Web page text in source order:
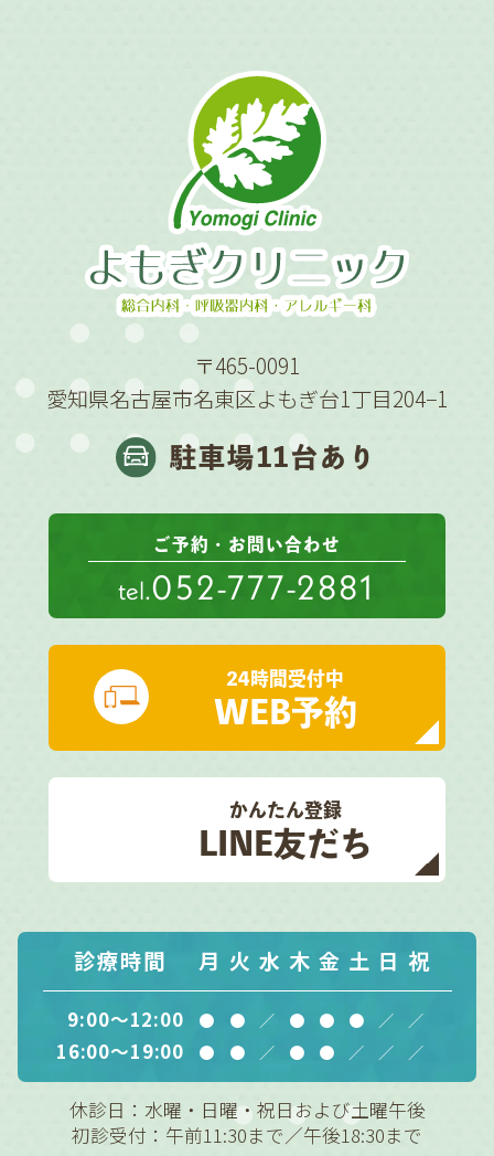
〒465-0091
愛知県名古屋市名東区よもぎ台1丁目204−1
駐車場11台あり
ご予約・お問い合わせ
tel.052-777-2881
24時間受付中
WEB予約
かんたん登録
LINE友だち
診療時間 月 火 水 木 金 土 日 祝
9:00～12:00 ● ● ／ ● ● ● ／ ／
16:00～19:00 ● ● ／ ● ● ／ ／ ／
休診日：水曜・日曜・祝日および土曜午後
初診受付：午前11:30まで／午後18:30まで